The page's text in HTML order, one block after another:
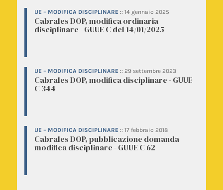
UE – MODIFICA DISCIPLINARE :: 14 gennaio 2025
Cabrales DOP, modifica ordinaria
disciplinare - GUUE C del 14/01/2025
UE – MODIFICA DISCIPLINARE :: 29 settembre 2023
Cabrales DOP, modifica disciplinare - GUUE
C 344
UE – MODIFICA DISCIPLINARE :: 17 febbraio 2018
Cabrales DOP, pubblicazione domanda
modifica disciplinare - GUUE C 62